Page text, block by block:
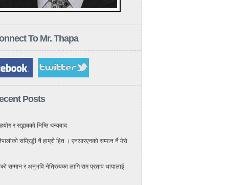
To Mr. Thapa
Posts
र सद्भाबको निम्ति धन्यवाद
सम्रिद्धी नै हाम्रो हित । एनआरएनको सम्मान नै मेरो
सम्मान र अनुभवि नेत्रित्वका लागि राम प्रताप थापालाई